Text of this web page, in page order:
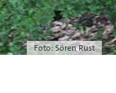
Foto: Sören Rust